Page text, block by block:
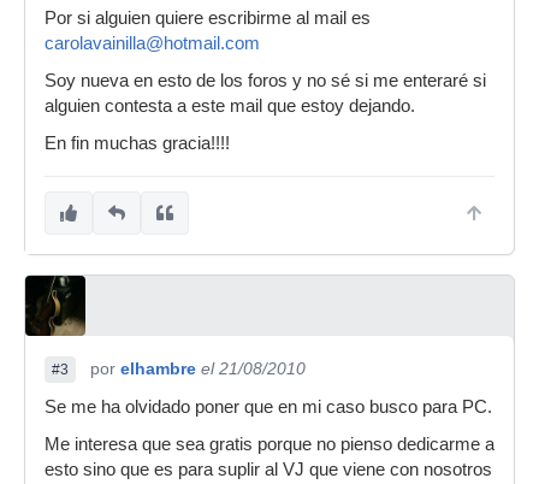
Por si alguien quiere escribirme al mail es
carolavainilla@hotmail.com
Soy nueva en esto de los foros y no sé si me enteraré si
alguien contesta a este mail que estoy dejando.
En fin muchas gracia!!!!
#3 por elhambre el 21/08/2010
Se me ha olvidado poner que en mi caso busco para PC.
Me interesa que sea gratis porque no pienso dedicarme a
esto sino que es para suplir al VJ que viene con nosotros